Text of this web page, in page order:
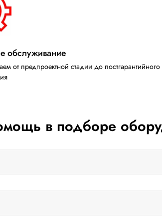
обслуживание
от предпроектной стадии до постгарантийного
в подборе